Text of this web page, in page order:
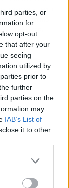
parties, or
for
opt-out
that after your
seeing
utilized by
prior to
further
parties on the
may
IAB’s List of
it to other
paso para decidir
al Supremo
a Baltar (PP)